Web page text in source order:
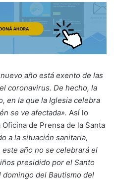
año está exento de las
coronavirus. De hecho, la
en la que la Iglesia celebra
se ve afectada». Así lo
de Prensa de la Santa
a la situación sanitaria,
año no se celebrará el
presidido por el Santo
domingo del Bautismo del